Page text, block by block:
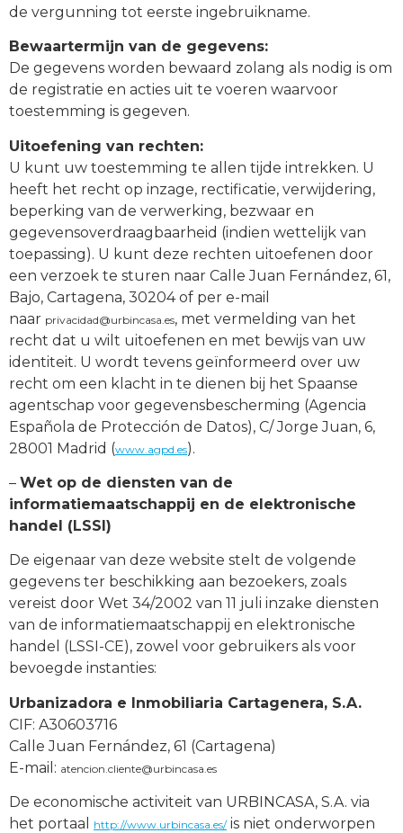
de vergunning tot eerste ingebruikname.
Bewaartermijn van de gegevens:
De gegevens worden bewaard zolang als nodig is om
de registratie en acties uit te voeren waarvoor
toestemming is gegeven.
Uitoefening van rechten:
U kunt uw toestemming te allen tijde intrekken. U
heeft het recht op inzage, rectificatie, verwijdering,
beperking van de verwerking, bezwaar en
gegevensoverdraagbaarheid (indien wettelijk van
toepassing). U kunt deze rechten uitoefenen door
een verzoek te sturen naar Calle Juan Fernández, 61,
Bajo, Cartagena, 30204 of per e-mail
naar privacidad@urbincasa.es, met vermelding van het
recht dat u wilt uitoefenen en met bewijs van uw
identiteit. U wordt tevens geïnformeerd over uw
recht om een klacht in te dienen bij het Spaanse
agentschap voor gegevensbescherming (Agencia
Española de Protección de Datos), C/ Jorge Juan, 6,
28001 Madrid (www.agpd.es).
– Wet op de diensten van de
informatiemaatschappij en de elektronische
handel (LSSI)
De eigenaar van deze website stelt de volgende
gegevens ter beschikking aan bezoekers, zoals
vereist door Wet 34/2002 van 11 juli inzake diensten
van de informatiemaatschappij en elektronische
handel (LSSI-CE), zowel voor gebruikers als voor
bevoegde instanties:
Urbanizadora e Inmobiliaria Cartagenera, S.A.
CIF: A30603716
Calle Juan Fernández, 61 (Cartagena)
E-mail: atencion.cliente@urbincasa.es
De economische activiteit van URBINCASA, S.A. via
het portaal
http://www.urbincasa.es/is niet onderworpen